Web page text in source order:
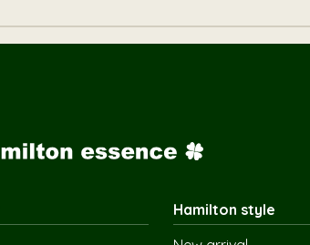
Hamilton style